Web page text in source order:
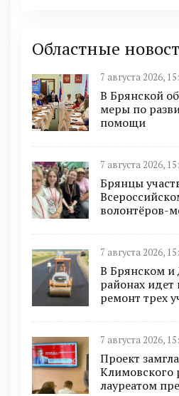
Областные
7 августа 2026,
В Брянской
меры по
помощи
7 августа 2026,
Брянцы
волонтёров-
7 августа 2026,
В Брянском и
районах
ремонт трех
7 августа 2026,
Проект
Климовского
лауреатом